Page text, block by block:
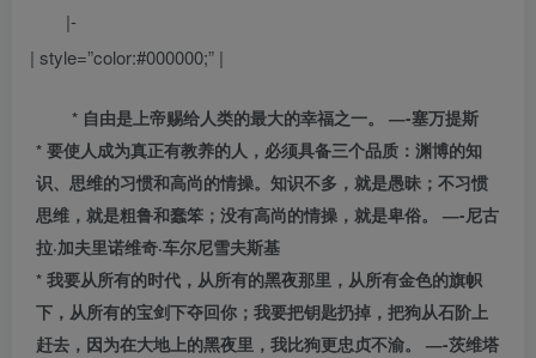
|-
| style=”color:#000000;” |
* 自由是上帝赐给人类的最大的幸福之一。 —-塞万提斯
* 要使人成为真正有教养的人，必须具备三个品质：渊博的知
识、思维的习惯和高尚的情操。知识不多，就是愚昧；不习惯
思维，就是粗鲁和蠢笨；没有高尚的情操，就是卑俗。 —-尼古
拉·加夫里诺维奇·车尔尼雪夫斯基
* 我要从所有的时代，从所有的黑夜那里，从所有金色的旗帜
下，从所有的宝剑下夺回你；我要把钥匙扔掉，把狗从石阶上
赶去，因为在大地上的黑夜里，我比狗更忠贞不渝。 —-茨维塔